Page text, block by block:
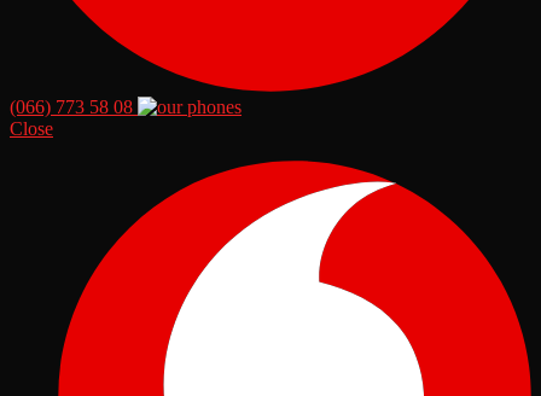
(066) 773 58 08
Close